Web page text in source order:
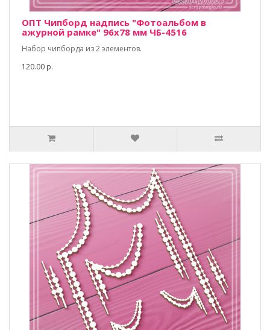
ОПТ Чипборд надпись "Фотоальбом в
ажурной рамке" 96х78 мм ЧБ-4516
Набор чипборда из 2 элементов.
120.00 р.